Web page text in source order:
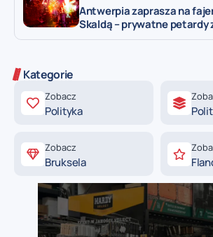
Antwerpia zaprasza na
Skaldą – prywatne petardy
Kategorie
Zobacz
Polityka
Zobacz
Bruksela